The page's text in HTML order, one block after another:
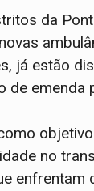
da
já estão
de emenda
no